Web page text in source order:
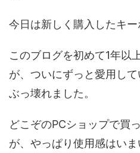
今日は新しく購入したキー
このブログを初めて1年以
が、ついにずっと愛用し
ぶっ壊れました。
どこぞのPCショップで買
が、やっぱり使用感はいま